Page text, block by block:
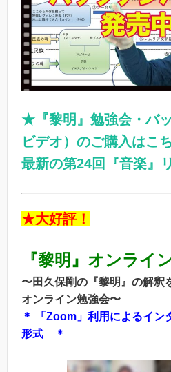
★『黎明』勉強会・バ
ビデオ）のご購入はこ
最新の第24回『音楽』
★大好評！
『黎明』オンライ
〜田久保剛の『黎明』の解釈
オンライン勉強会〜
＊ 「Zoom」利用によるイン
形式 ＊